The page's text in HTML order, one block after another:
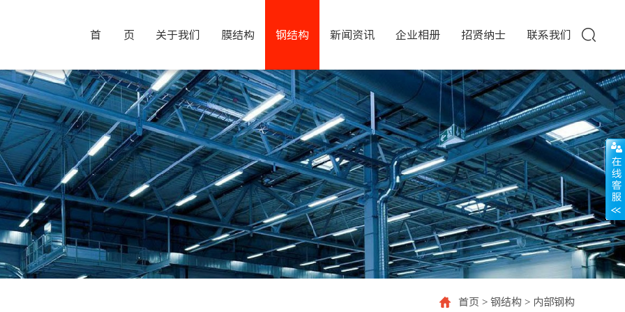
首 页 关于我们 膜结构 钢结构 新闻资讯 企业相册 招贤纳士 联系我们
首页 > 钢结构 > 内部钢构